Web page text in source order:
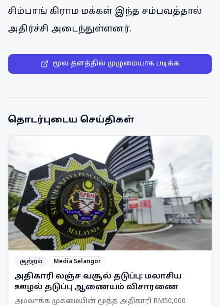
சிம்பாங் கிராம மக்கள் இந்த சம்பவத்தால்
அதிர்ச்சி அடைந்துள்ளனர்.
மூல தளத்தில் முழுமையாக படிக்க
தொடர்புடைய செய்திகள்
குற்றம் Media Selangor
அதிகாரி லஞ்ச வசூல் தடுப்பு: மலாசிய
ஊழல் தடுப்பு ஆணையம் விசாரணை
அமலாக்க முகமையின் மூத்த அதிகாரி RM50,000